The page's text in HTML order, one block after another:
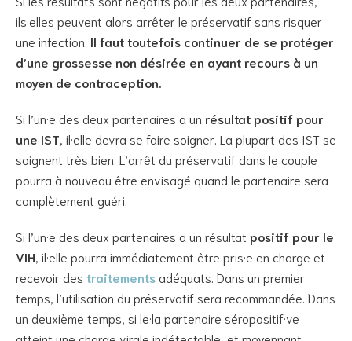
ils·elles peuvent alors arrêter le préservatif sans risquer
une infection. Il faut toutefois continuer de se protéger
d’une grossesse non désirée en ayant recours à un
moyen de contraception.
Si l’un·e des deux partenaires a un résultat positif pour
une IST , il·elle devra se faire soigner. La plupart des IST se
soignent très bien. L’arrêt du préservatif dans le couple
pourra à nouveau être envisagé quand le partenaire sera
complètement guéri.
Si l’un·e des deux partenaires a un résultat positif pour le
VIH , il·elle pourra immédiatement être pris·e en charge et
recevoir des traitements adéquats. Dans un premier
temps, l’utilisation du préservatif sera recommandée. Dans
un deuxième temps, si le·la partenaire séropositif·ve